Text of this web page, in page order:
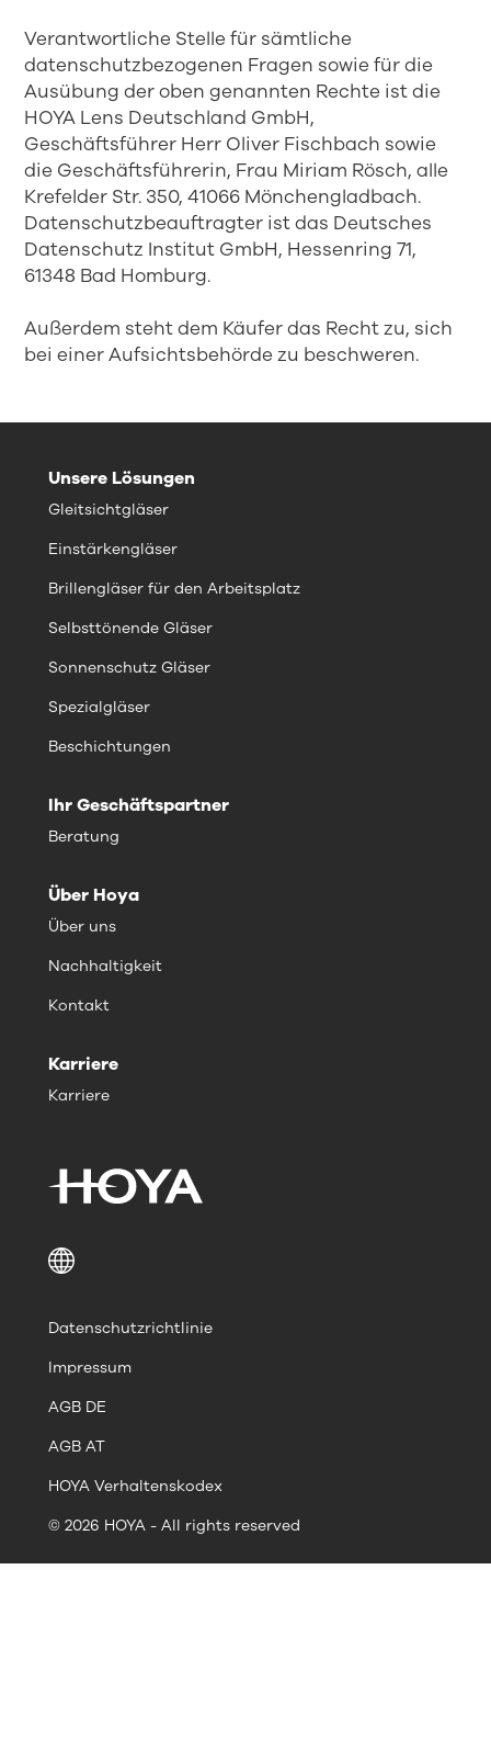
Verantwortliche Stelle für sämtliche
datenschutzbezogenen Fragen sowie für die
Ausübung der oben genannten Rechte ist die
HOYA Lens Deutschland GmbH,
Geschäftsführer Herr Oliver Fischbach sowie
die Geschäftsführerin, Frau Miriam Rösch, alle
Krefelder Str. 350, 41066 Mönchengladbach.
Datenschutzbeauftragter ist das Deutsches
Datenschutz Institut GmbH, Hessenring 71,
61348 Bad Homburg.
Außerdem steht dem Käufer das Recht zu, sich
bei einer Aufsichtsbehörde zu beschweren.
Unsere Lösungen
Gleitsichtgläser
Einstärkengläser
Brillengläser für den Arbeitsplatz
Selbsttönende Gläser
Sonnenschutz Gläser
Spezialgläser
Beschichtungen
Ihr Geschäftspartner
Beratung
Über Hoya
Über uns
Nachhaltigkeit
Kontakt
Karriere
Karriere
© 2026 HOYA - All rights reserved
Datenschutzrichtlinie
Impressum
AGB DE
AGB AT
HOYA Verhaltenskodex